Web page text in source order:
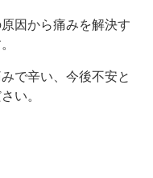
因から痛みを解決す
で辛い、今後不安と
い。